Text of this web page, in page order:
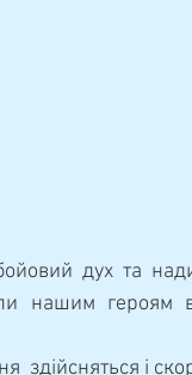
нашим героям
здійсняться і